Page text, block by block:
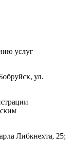
услуг
ул.
Либкнехта, 25;